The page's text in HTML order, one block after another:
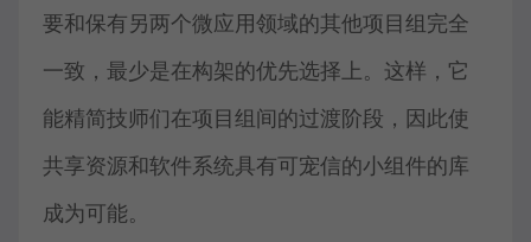
要和保有另两个微应用领域的其他项目组完全
一致，最少是在构架的优先选择上。这样，它
能精简技师们在项目组间的过渡阶段，因此使
共享资源和软件系统具有可宠信的小组件的库
成为可能。